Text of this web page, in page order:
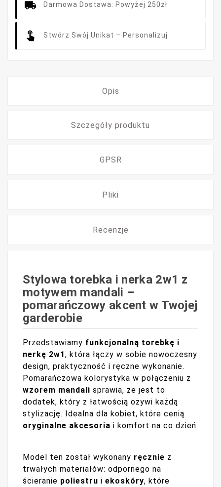
Darmowa Dostawa: Powyżej 250zł
Stwórz Swój Unikat – Personalizuj
Opis
Szczegóły produktu
GPSR
Pliki
Recenzje
Stylowa torebka i nerka 2w1 z
motywem mandali –
pomarańczowy akcent w Twojej
garderobie
Przedstawiamy funkcjonalną torebkę i
nerkę 2w1 , która łączy w sobie nowoczesny
design, praktyczność i ręczne wykonanie.
Pomarańczowa kolorystyka w połączeniu z
wzorem mandali sprawia, że jest to
dodatek, który z łatwością ożywi każdą
stylizację. Idealna dla kobiet, które cenią
oryginalne akcesoria i komfort na co dzień.
Model ten został wykonany ręcznie z
trwałych materiałów: odpornego na
ścieranie poliestru i ekoskóry, które